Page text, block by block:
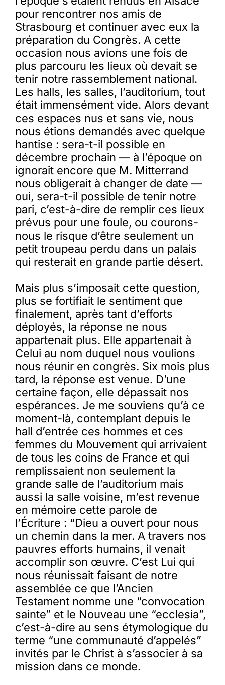
pour rencontrer nos amis de
Strasbourg et continuer avec eux la
préparation du Congrès. A cette
occasion nous avions une fois de
plus parcouru les lieux où devait se
tenir notre rassemblement national.
Les halls, les salles, l’auditorium, tout
était immensément vide. Alors devant
ces espaces nus et sans vie, nous
nous étions demandés avec quelque
hantise : sera-t-il possible en
décembre prochain — à l’époque on
ignorait encore que M. Mitterrand
nous obligerait à changer de date —
oui, sera-t-il possible de tenir notre
pari, c’est-à-dire de remplir ces lieux
prévus pour une foule, ou courons-
nous le risque d’être seulement un
petit troupeau perdu dans un palais
qui resterait en grande partie désert.
Mais plus s’imposait cette question,
plus se fortifiait le sentiment que
finalement, après tant d’efforts
déployés, la réponse ne nous
appartenait plus. Elle appartenait à
Celui au nom duquel nous voulions
nous réunir en congrès. Six mois plus
tard, la réponse est venue. D’une
certaine façon, elle dépassait nos
espérances. Je me souviens qu’à ce
moment-là, contemplant depuis le
hall d’entrée ces hommes et ces
femmes du Mouvement qui arrivaient
de tous les coins de France et qui
remplissaient non seulement la
grande salle de l’auditorium mais
aussi la salle voisine, m’est revenue
en mémoire cette parole de
l’Écriture : “Dieu a ouvert pour nous
un chemin dans la mer. A travers nos
pauvres efforts humains, il venait
accomplir son œuvre. C’est Lui qui
nous réunissait faisant de notre
assemblée ce que l’Ancien
Testament nomme une “convocation
sainte” et le Nouveau une “ecclesia”,
c’est-à-dire au sens étymologique du
terme “une communauté d’appelés”
invités par le Christ à s’associer à sa
mission dans ce monde.